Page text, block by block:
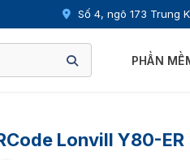
Số 4, ngõ 173 Trung
PHẦN
Lonvill Y80-ER